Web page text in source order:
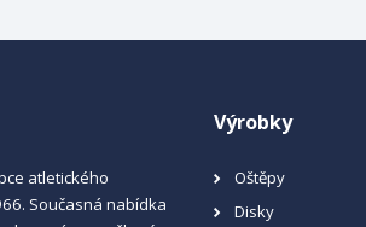
atletického
Současná nabídka
Výrobky
Oštěpy
Disky